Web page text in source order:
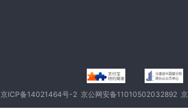
京ICP备14021464号-2 京公网安备11010502032892